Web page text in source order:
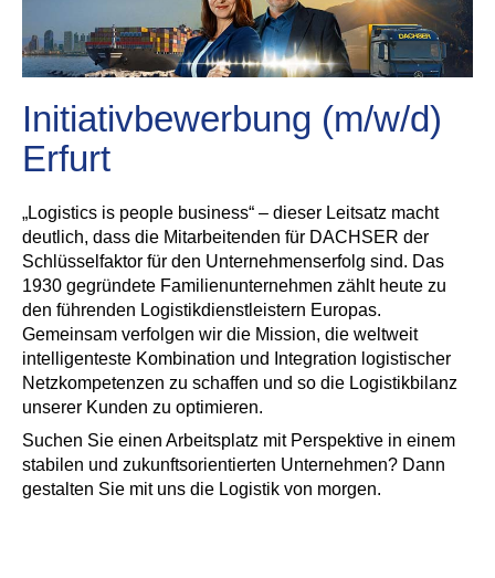
Initiativbewerbung (m/w/d)
Erfurt
„Logistics is people business“ – dieser Leitsatz macht
deutlich, dass die Mitarbeitenden für DACHSER der
Schlüsselfaktor für den Unternehmenserfolg sind. Das
1930 gegründete Familienunternehmen zählt heute zu
den führenden Logistikdienstleistern Europas.
Gemeinsam verfolgen wir die Mission, die weltweit
intelligenteste Kombination und Integration logistischer
Netzkompetenzen zu schaffen und so die Logistikbilanz
unserer Kunden zu optimieren.
Suchen Sie einen Arbeitsplatz mit Perspektive in einem
stabilen und zukunftsorientierten Unternehmen? Dann
gestalten Sie mit uns die Logistik von morgen.